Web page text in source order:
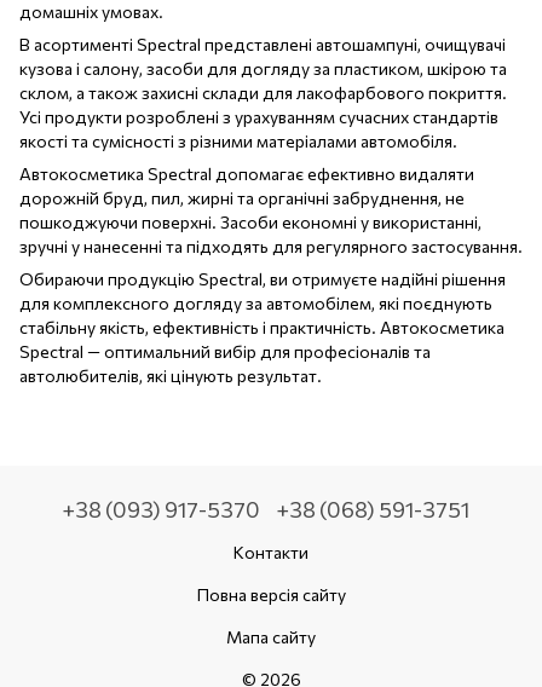
домашніх умовах.
В асортименті Spectral представлені автошампуні, очищувачі
кузова і салону, засоби для догляду за пластиком, шкірою та
склом, а також захисні склади для лакофарбового покриття.
Усі продукти розроблені з урахуванням сучасних стандартів
якості та сумісності з різними матеріалами автомобіля.
Автокосметика Spectral допомагає ефективно видаляти
дорожній бруд, пил, жирні та органічні забруднення, не
пошкоджуючи поверхні. Засоби економні у використанні,
зручні у нанесенні та підходять для регулярного застосування.
Обираючи продукцію Spectral, ви отримуєте надійні рішення
для комплексного догляду за автомобілем, які поєднують
стабільну якість, ефективність і практичність. Автокосметика
Spectral — оптимальний вибір для професіоналів та
автолюбителів, які цінують результат.
+38 (093) 917-5370 +38 (068) 591-3751
Контакти
Повна версія сайту
Мапа сайту
© 2026